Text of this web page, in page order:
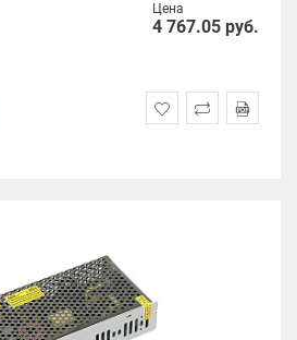
Цена
4 767.05 руб.